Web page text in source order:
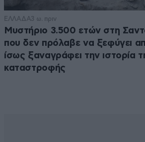
ΕΛΛΑΔΑ3 ω. πριν
Μυστήριο 3.500 ετών στη
που δεν πρόλαβε να ξεφύγει
ίσως ξαναγράφει την ιστορία
καταστροφής